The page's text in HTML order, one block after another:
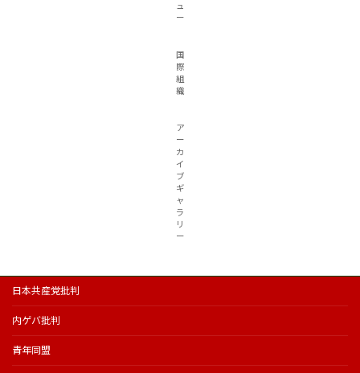
ュ
ー
国
際
組
織
ア
ー
カ
イ
ブ
ギ
ャ
ラ
リ
ー
日本共産党批判
内ゲバ批判
青年同盟